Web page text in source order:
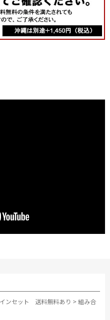
ンセット 送料無料あり > 組み合